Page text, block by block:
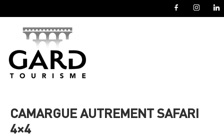
CAMARGUE AUTREMENT SAFARI
4×4